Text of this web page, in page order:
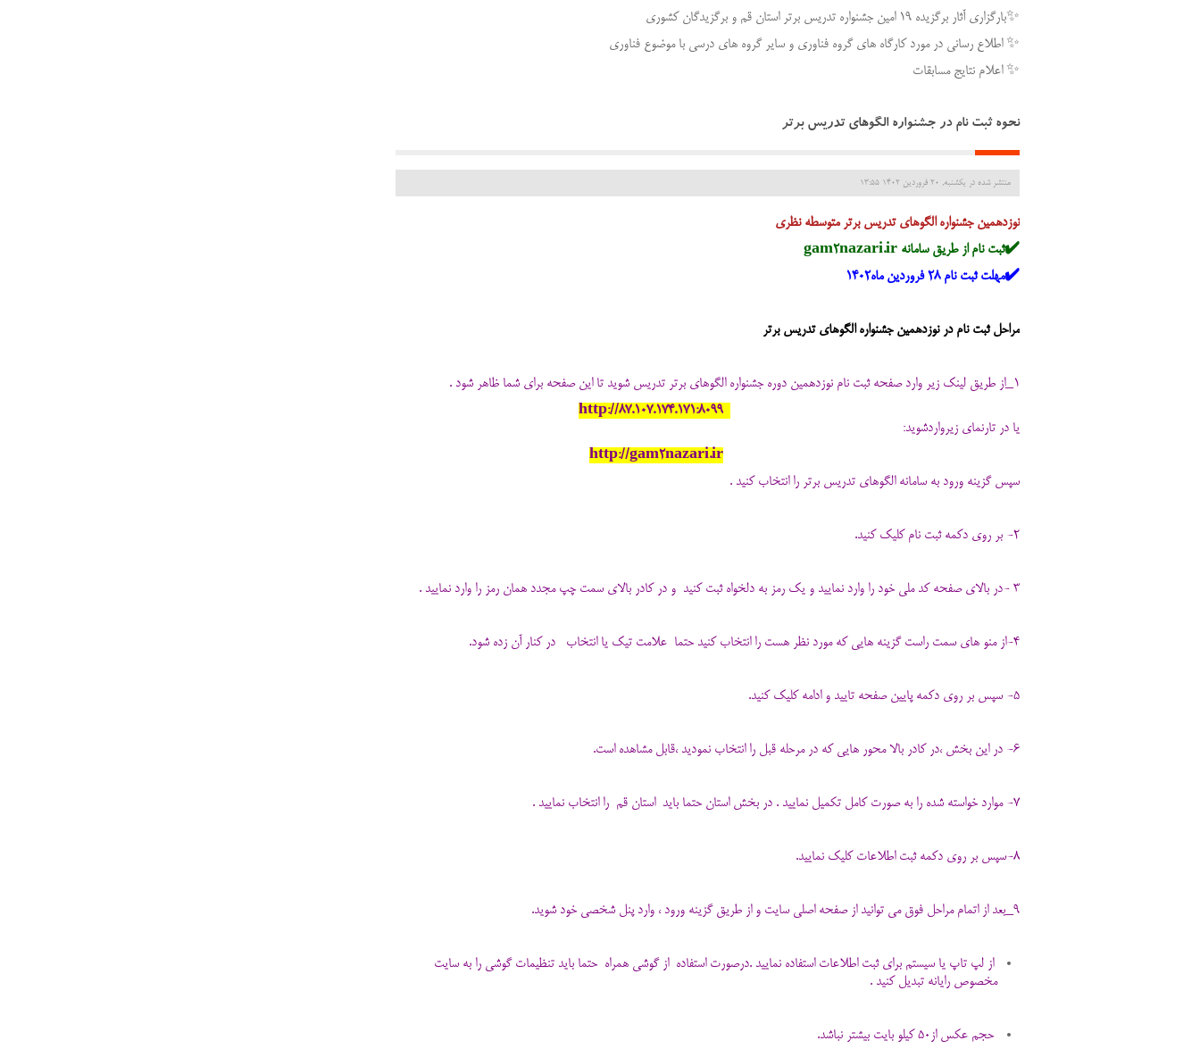
✨بارگزاری آثار برگزیده ۱۹ امین جشنواره تدریس برتر استان قم و برگزیدگان کشوری
✨ اطلاع رسانی در مورد کارگاه های گروه فناوری و سایر گروه های درسی با موضوع فناوری
✨ اعلام نتایج مسابقات
نحوه ثبت نام در جشنواره الگوهای تدریس برتر
منتشر شده در یکشنبه, 20 فروردين 1402 13:55
نوزدهمین جشنواره الگوهای تدریس برتر متوسطه نظری
✔️ثبت نام از طریق سامانه gam2nazari.ir
✔️مهلت ثبت نام ۲۸ فروردین ماه۱۴۰۲
‌‌مراحل ثبت نام در نوزدهمین جشنواره الگوهای تدریس برتر
1_از طریق لینک زیر وارد صفحه ثبت نام نوزدهمین دوره جشنواره الگوهای برتر تدریس شوید تا این صفحه برای شما ظاهر شود .
http://87.107.174.171:8099
یا در تارنمای زیرواردشوید:
http://gam2nazari.ir
سپس گزینه ورود به سامانه الگوهای تدریس برتر را انتخاب کنید .
2- بر روی دکمه ثبت نام کلیک کنید.
3 -در بالای صفحه کد ملی خود را وارد نمایید و یک رمز به دلخواه ثبت کنید و در کادر بالای سمت چپ مجدد همان رمز را وارد نمایید .
4-از منو های سمت راست گزینه هایی که مورد نظر هست را انتخاب کنید حتما علامت تیک یا انتخاب در کنار آن زده شود.
5- سپس بر روی دکمه پایین صفحه تایید و ادامه کلیک کنید.
6- در این بخش ،در کادر بالا محور هایی که در مرحله قبل را انتخاب نمودید ،قابل مشاهده است.
7- موارد خواسته شده را به صورت کامل تکمیل نمایید . در بخش استان حتما باید استان قم را انتخاب نمایید .
8-سپس بر روی دکمه ثبت اطلاعات کلیک نمایید.
9_بعد از اتمام مراحل فوق می توانید از صفحه اصلی سایت و از طریق گزینه ورود ، وارد پنل شخصی خود شوید.
از لپ تاپ یا سیستم برای ثبت اطلاعات استفاده نمایید .درصورت استفاده از گوشی همراه حتما باید تنظیمات گوشی را به سایت
مخصوص رایانه تبدیل کنید .
حجم عکس از۵۰ کیلو بایت بیشتر نباشد.